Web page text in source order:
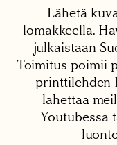
Lähetä
lomakkeella.
julkaistaan
Toimitus poimii
printtilehden
lähettää
Youtubessa